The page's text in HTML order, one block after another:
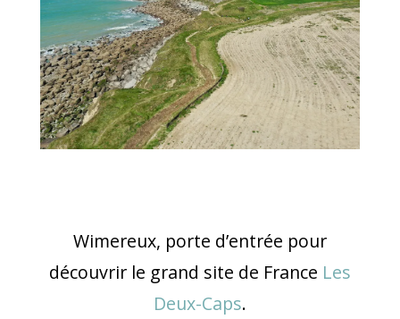
Wimereux, porte d’entrée pour
découvrir le grand site de France Les
Deux-Caps.